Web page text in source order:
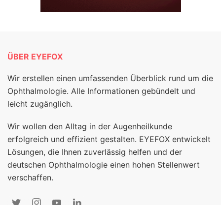
ÜBER EYEFOX
Wir erstellen einen umfassenden Überblick rund um die
Ophthalmologie. Alle Informationen gebündelt und
leicht zugänglich.
Wir wollen den Alltag in der Augenheilkunde
erfolgreich und effizient gestalten. EYEFOX entwickelt
Lösungen, die Ihnen zuverlässig helfen und der
deutschen Ophthalmologie einen hohen Stellenwert
verschaffen.